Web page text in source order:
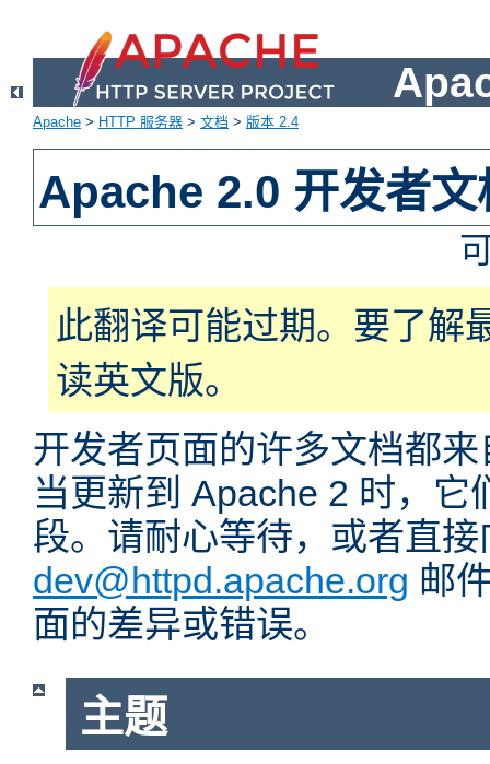
Apache > HTTP 服务器 > 文档 > 版本 2.4
Apache 2.0 开发者文
此翻译可能过期。要了解
读英文版。
开发者页面的许多文档都
当更新到 Apache 2 时，它
段。请耐心等待，或者直接
dev@httpd.apache.org 邮
面的差异或错误。
主题